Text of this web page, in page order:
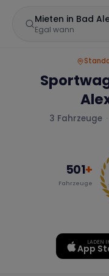
Mieten in Bad
Egal wann
Marke
3 Fahrzeuge
501+
Fahrzeuge
LADEN
App